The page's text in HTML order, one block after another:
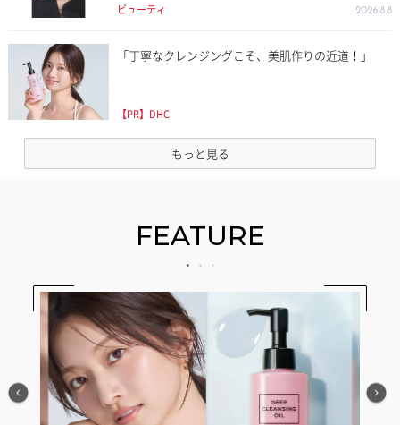
ビューティ 2026.8.8
「丁寧なクレンジングこそ、美肌作りの近道！」
【PR】DHC
もっと見る
FEATURE